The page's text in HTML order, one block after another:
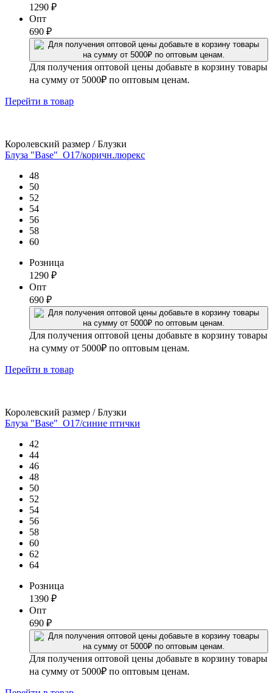
1290 ₽
Опт
690 ₽
Для получения оптовой цены добавьте в корзину товары
на сумму от 5000₽ по оптовым ценам.
Перейти в товар
Королевский размер / Блузки
Блуза "Base"_О17/коричн.люрекс
48
50
52
54
56
58
60
Розница
1290 ₽
Опт
690 ₽
Для получения оптовой цены добавьте в корзину товары
на сумму от 5000₽ по оптовым ценам.
Перейти в товар
Королевский размер / Блузки
Блуза "Base"_О17/синие птички
42
44
46
48
50
52
54
56
58
60
62
64
Розница
1390 ₽
Опт
690 ₽
Для получения оптовой цены добавьте в корзину товары
на сумму от 5000₽ по оптовым ценам.